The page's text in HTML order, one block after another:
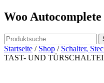
Woo Autocomplete
Startseite / Shop / Schalter,
TAST- UND